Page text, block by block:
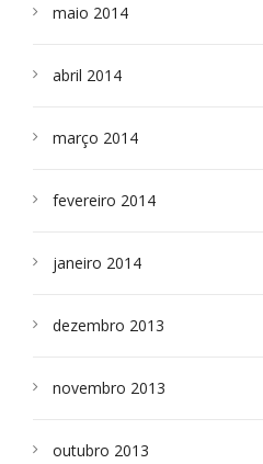
maio 2014
abril 2014
março 2014
fevereiro 2014
janeiro 2014
dezembro 2013
novembro 2013
outubro 2013